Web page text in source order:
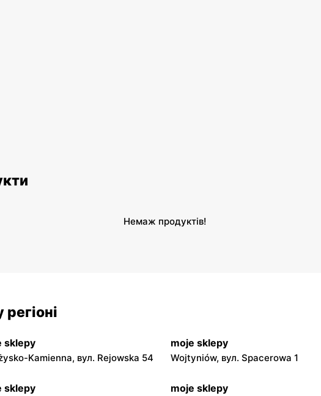
Немаж продуктів!
sklepy
Kamienna, вул. Rejowska 54
moje sklepy
Wojtyniów, вул. Spacerowa 1
sklepy moje sklepy